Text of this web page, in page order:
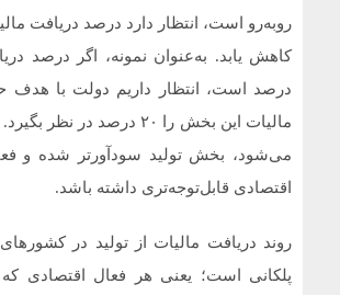
روبه‌رو است، انتظار دارد درصد دریافت
درصد است، انتظار داریم دولت با هدف
مالیات این بخش را ۲۰ درصد در
می‌شود، بخش تولید سودآورتر شده و
اقتصادی قابل‌توجه‌تری داشته باشد.
روند دریافت مالیات از تولید در
پلکانی است؛ یعنی هر فعال اقتصادی